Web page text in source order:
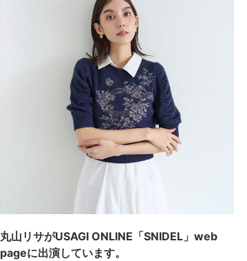
丸山リサがUSAGI ONLINE「SNIDEL」web
pageに出演しています。